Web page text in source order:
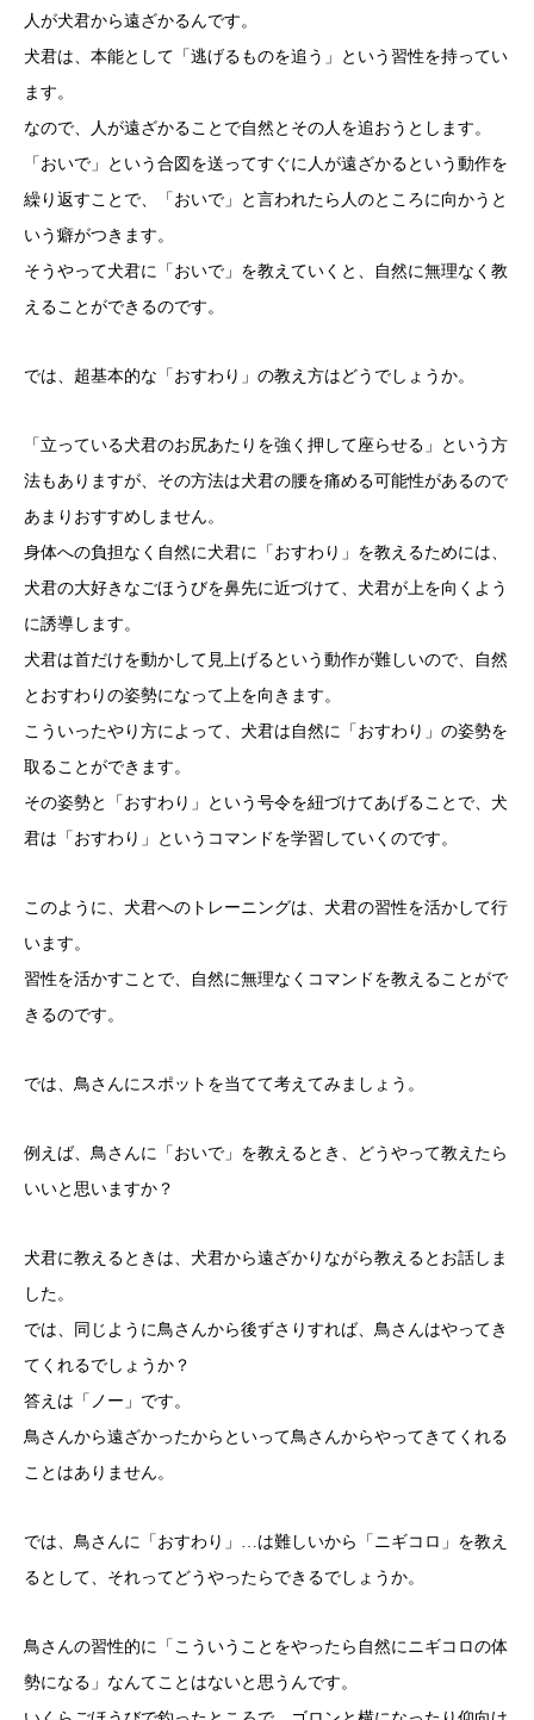
人が犬君から遠ざかるんです。
犬君は、本能として「逃げるものを追う」という習性を持ってい
ます。
なので、人が遠ざかることで自然とその人を追おうとします。
「おいで」という合図を送ってすぐに人が遠ざかるという動作を
繰り返すことで、「おいで」と言われたら人のところに向かうと
いう癖がつきます。
そうやって犬君に「おいで」を教えていくと、自然に無理なく教
えることができるのです。
では、超基本的な「おすわり」の教え方はどうでしょうか。
「立っている犬君のお尻あたりを強く押して座らせる」という方
法もありますが、その方法は犬君の腰を痛める可能性があるので
あまりおすすめしません。
身体への負担なく自然に犬君に「おすわり」を教えるためには、
犬君の大好きなごほうびを鼻先に近づけて、犬君が上を向くよう
に誘導します。
犬君は首だけを動かして見上げるという動作が難しいので、自然
とおすわりの姿勢になって上を向きます。
こういったやり方によって、犬君は自然に「おすわり」の姿勢を
取ることができます。
その姿勢と「おすわり」という号令を紐づけてあげることで、犬
君は「おすわり」というコマンドを学習していくのです。
このように、犬君へのトレーニングは、犬君の習性を活かして行
います。
習性を活かすことで、自然に無理なくコマンドを教えることがで
きるのです。
では、鳥さんにスポットを当てて考えてみましょう。
例えば、鳥さんに「おいで」を教えるとき、どうやって教えたら
いいと思いますか？
犬君に教えるときは、犬君から遠ざかりながら教えるとお話しま
した。
では、同じように鳥さんから後ずさりすれば、鳥さんはやってき
てくれるでしょうか？
答えは「ノー」です。
鳥さんから遠ざかったからといって鳥さんからやってきてくれる
ことはありません。
では、鳥さんに「おすわり」…は難しいから「ニギコロ」を教え
るとして、それってどうやったらできるでしょうか。
鳥さんの習性的に「こういうことをやったら自然にニギコロの体
勢になる」なんてことはないと思うんです。